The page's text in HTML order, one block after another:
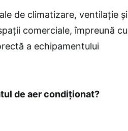
de climatizare, ventilație și
comerciale, împreună cu
a echipamentului
de aer condiționat?